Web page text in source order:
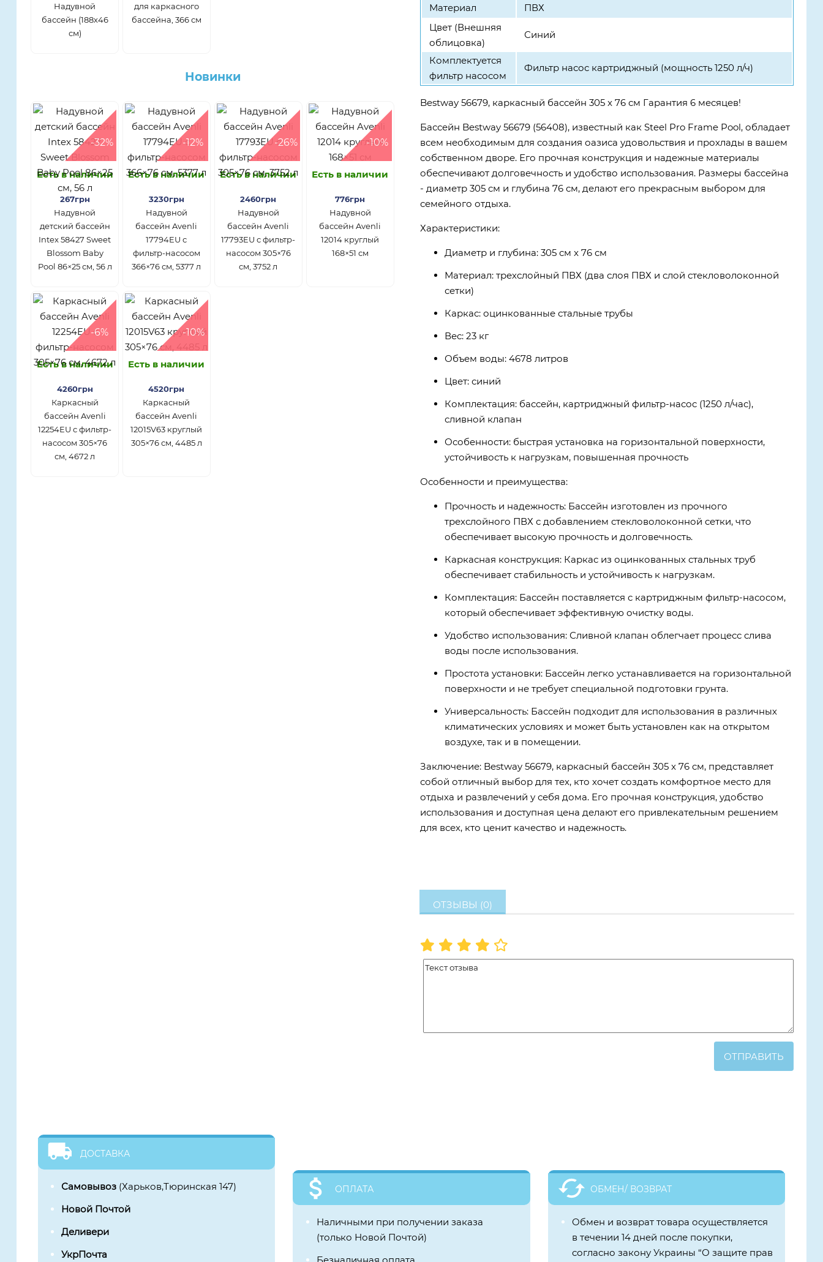
Надувной
бассейн (188х46
см)
для каркасного
бассейна, 366 см
Новинки
-32%
Есть в наличии
267грн
Надувной
детский бассейн
Intex 58427 Sweet
Blossom Baby
Pool 86×25 см, 56 л
-12%
Есть в наличии
3230грн
Надувной
бассейн Avenli
17794EU с
фильтр-насосом
366×76 см, 5377 л
-26%
Есть в наличии
2460грн
Надувной
бассейн Avenli
17793EU с фильтр-
насосом 305×76
см, 3752 л
-10%
Есть в наличии
776грн
Надувной
бассейн Avenli
12014 круглый
168×51 см
-6%
Есть в наличии
4260грн
Каркасный
бассейн Avenli
12254EU с фильтр-
насосом 305×76
см, 4672 л
-10%
Есть в наличии
4520грн
Каркасный
бассейн Avenli
12015V63 круглый
305×76 см, 4485 л
Материал
ПВХ
Цвет (Внешняя
облицовка)
Синий
Комплектуется
фильтр насосом
Фильтр насос картриджный (мощность 1250 л/ч)
Bestway 56679, каркасный бассейн 305 x 76 см Гарантия 6 месяцев!
Бассейн Bestway 56679 (56408), известный как Steel Pro Frame Pool, обладает
всем необходимым для создания оазиса удовольствия и прохлады в вашем
собственном дворе. Его прочная конструкция и надежные материалы
обеспечивают долговечность и удобство использования. Размеры бассейна
- диаметр 305 см и глубина 76 см, делают его прекрасным выбором для
семейного отдыха.
Характеристики:
Диаметр и глубина: 305 см x 76 см
Материал: трехслойный ПВХ (два слоя ПВХ и слой стекловолоконной
сетки)
Каркас: оцинкованные стальные трубы
Вес: 23 кг
Объем воды: 4678 литров
Цвет: синий
Комплектация: бассейн, картриджный фильтр-насос (1250 л/час),
сливной клапан
Особенности: быстрая установка на горизонтальной поверхности,
устойчивость к нагрузкам, повышенная прочность
Особенности и преимущества:
Прочность и надежность: Бассейн изготовлен из прочного
трехслойного ПВХ с добавлением стекловолоконной сетки, что
обеспечивает высокую прочность и долговечность.
Каркасная конструкция: Каркас из оцинкованных стальных труб
обеспечивает стабильность и устойчивость к нагрузкам.
Комплектация: Бассейн поставляется с картриджным фильтр-насосом,
который обеспечивает эффективную очистку воды.
Удобство использования: Сливной клапан облегчает процесс слива
воды после использования.
Простота установки: Бассейн легко устанавливается на горизонтальной
поверхности и не требует специальной подготовки грунта.
Универсальность: Бассейн подходит для использования в различных
климатических условиях и может быть установлен как на открытом
воздухе, так и в помещении.
Заключение: Bestway 56679, каркасный бассейн 305 x 76 см, представляет
собой отличный выбор для тех, кто хочет создать комфортное место для
отдыха и развлечений у себя дома. Его прочная конструкция, удобство
использования и доступная цена делают его привлекательным решением
для всех, кто ценит качество и надежность.
ОТЗЫВЫ (0)
ОТПРАВИТЬ
ДОСТАВКА
Самовывоз (Харьков,Тюринская 147)
Новой Почтой
Деливери
УкрПочта
ОПЛАТА
Наличными при получении заказа
(только Новой Почтой)
ОБМЕН/ ВОЗВРАТ
Обмен и возврат товара осуществляется
в течении 14 дней после покупки,
согласно закону Украины “О защите прав